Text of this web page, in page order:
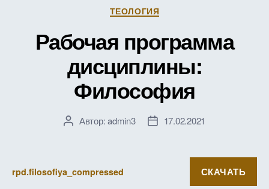
Рубрики
ТЕОЛОГИЯ
Рабочая программа
дисциплины:
Философия
АвторАвтор:admin3
Дата17.02.2021
rpd.filosofiya_compressed СКАЧАТЬ